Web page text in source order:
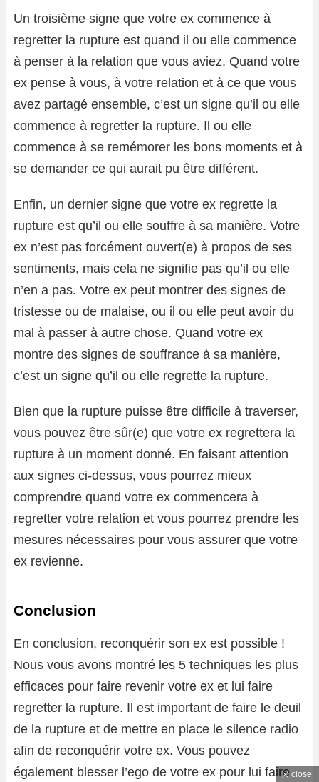
Un troisième signe que votre ex commence à
regretter la rupture est quand il ou elle commence
à penser à la relation que vous aviez. Quand votre
ex pense à vous, à votre relation et à ce que vous
avez partagé ensemble, c’est un signe qu’il ou elle
commence à regretter la rupture. Il ou elle
commence à se remémorer les bons moments et à
se demander ce qui aurait pu être différent.
Enfin, un dernier signe que votre ex regrette la
rupture est qu’il ou elle souffre à sa manière. Votre
ex n’est pas forcément ouvert(e) à propos de ses
sentiments, mais cela ne signifie pas qu’il ou elle
n’en a pas. Votre ex peut montrer des signes de
tristesse ou de malaise, ou il ou elle peut avoir du
mal à passer à autre chose. Quand votre ex
montre des signes de souffrance à sa manière,
c’est un signe qu’il ou elle regrette la rupture.
Bien que la rupture puisse être difficile à traverser,
vous pouvez être sûr(e) que votre ex regrettera la
rupture à un moment donné. En faisant attention
aux signes ci-dessus, vous pourrez mieux
comprendre quand votre ex commencera à
regretter votre relation et vous pourrez prendre les
mesures nécessaires pour vous assurer que votre
ex revienne.
Conclusion
En conclusion, reconquérir son ex est possible !
Nous vous avons montré les 5 techniques les plus
efficaces pour faire revenir votre ex et lui faire
regretter la rupture. Il est important de faire le deuil
de la rupture et de mettre en place le silence radio
afin de reconquérir votre ex. Vous pouvez
également blesser l’ego de votre ex pour lui faire close